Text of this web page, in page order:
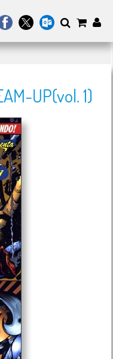
UP(vol. 1)